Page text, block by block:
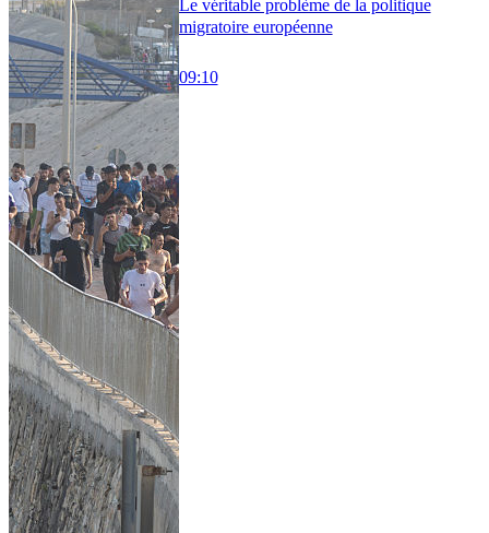
Le véritable problème de la politique
migratoire européenne
09:10